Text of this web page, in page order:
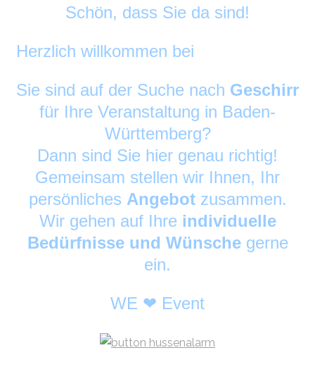
Schön, dass Sie da sind!
Herzlich willkommen bei
Sie sind auf der Suche nach Geschirr
für Ihre Veranstaltung in Baden-
Württemberg?
Dann sind Sie hier genau richtig!
Gemeinsam stellen wir Ihnen, Ihr
persönliches Angebot zusammen.
Wir gehen auf Ihre individuelle
Bedürfnisse und Wünschegerne
ein.
WE ❤ Event